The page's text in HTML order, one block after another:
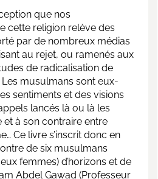
que nos
cette religion relève des
par de nombreux médias
au rejet, ou ramenés aux
de radicalisation de
musulmans sont eux-
sentiments et des visions
lancés là ou là les
et à son contraire entre
Ce livre s’inscrit donc en
de six musulmans
femmes) d’horizons et de
Abdel Gawad (Professeur